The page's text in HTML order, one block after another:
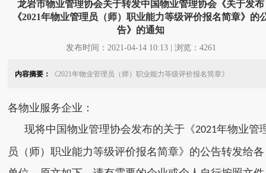
龙岩市物业管理协会关于转发中国物业管理协会《关于发布
《2021年物业管理员（师）职业能力等级评价报名简章》的
告》的通知
发布时间：2021-04-14 10:13 | 浏览：4261
内容摘要： 《2021年物业管理员（师）职业能力等级评价报名简章》
各物业服务企业：
现将中国物业管理协会发布的关于《2021年物业管
员（师）职业能力等级评价报名简章》的公告转发给各